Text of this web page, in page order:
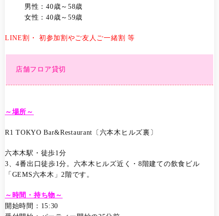
男性：40歳～58歳
女性：40歳～59歳
LINE割・ 初参加割やご友人ご一緒割 等
店舗フロア貸切
～場所～
R1 TOKYO Bar&Restaurant〔六本木ヒルズ裏〕
六本木駅・徒歩1分
3、4番出口徒歩1分。六本木ヒルズ近く・8階建ての飲食ビル
「GEMS六本木」2階です。
～時間・持ち物～
開始時間：15:30